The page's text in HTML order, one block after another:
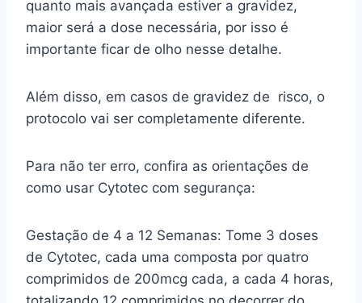
quanto mais avançada estiver a gravidez,
maior será a dose necessária, por isso é
importante ficar de olho nesse detalhe.
Além disso, em casos de gravidez de risco, o
protocolo vai ser completamente diferente.
Para não ter erro, confira as orientações de
como usar Cytotec com segurança:
Gestação de 4 a 12 Semanas: Tome 3 doses
de Cytotec, cada uma composta por quatro
comprimidos de 200mcg cada, a cada 4 horas,